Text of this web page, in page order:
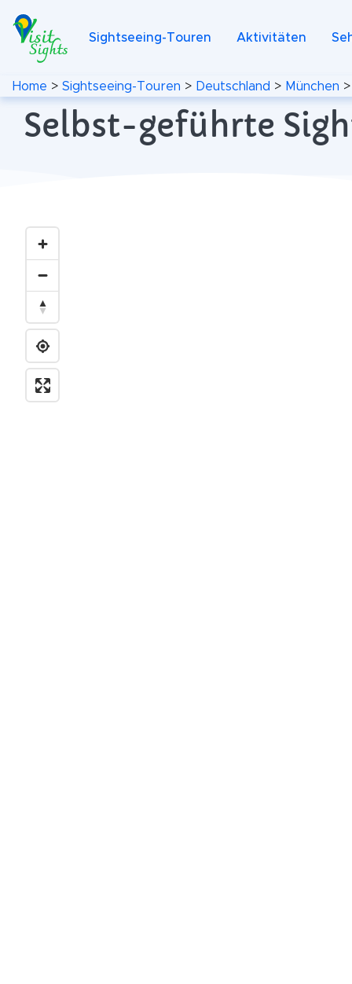
Sightseeing-Touren Aktivitäten
Home > Sightseeing-Touren > Deutschland > München >
Selbst-geführte